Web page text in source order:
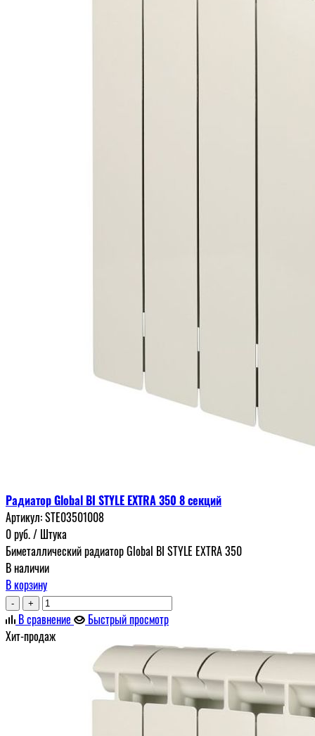
Радиатор Global BI STYLE EXTRA 350 8 секций
Артикул:STE03501008
0руб./ Штука
Биметаллический радиатор Global BI STYLE EXTRA 350
В наличии
В корзину
- +
В сравнение
Быстрый просмотр
Хит-продаж